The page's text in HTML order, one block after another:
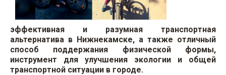
эффективная и разумная транспортная
альтернатива в Нижнекамске, а также отличный
способ поддержания физической формы,
инструмент для улучшения экологии и общей
транспортной ситуации в городе.